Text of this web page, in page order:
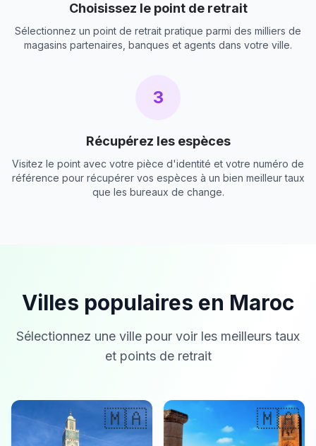
Choisissez le point de retrait
Sélectionnez un point de retrait pratique parmi des milliers de
magasins partenaires, banques et agents dans votre ville.
3
Récupérez les espèces
Visitez le point avec votre pièce d'identité et votre numéro de
référence pour récupérer vos espèces à un bien meilleur taux
que les bureaux de change.
Villes populaires en Maroc
Sélectionnez une ville pour voir les meilleurs taux
et points de retrait
🇲🇦 🇲🇦